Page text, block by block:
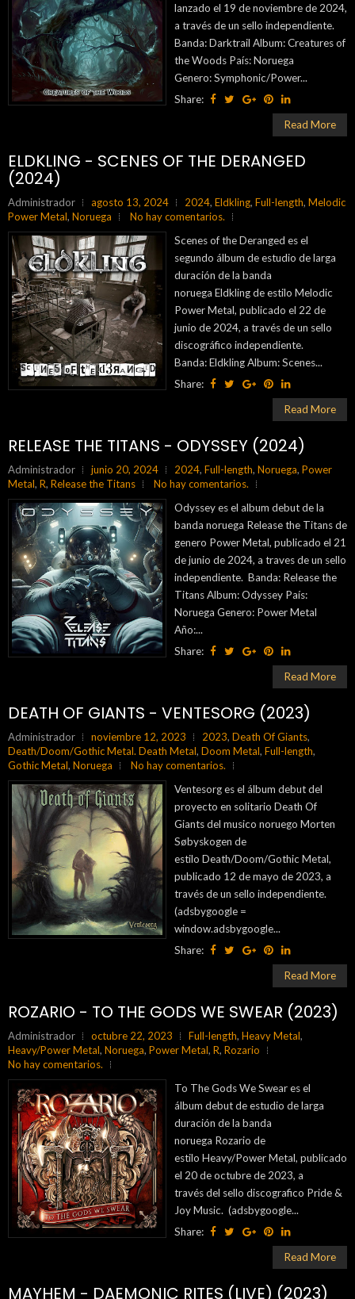
lanzado el 19 de noviembre de 2024,
a través de un sello independiente.
Banda: Darktrail Album: Creatures of
the Woods País: Noruega
Genero: Symphonic/Power...
Share:
Read More
ELDKLING - SCENES OF THE DERANGED
(2024)
Administrador agosto 13, 2024 2024, Eldkling, Full-length, Melodic
Power Metal, Noruega
No hay comentarios.
Scenes of the Deranged es el
segundo álbum de estudio de larga
duración de la banda
noruega Eldkling de estilo Melodic
Power Metal, publicado el 22 de
junio de 2024, a través de un sello
discográfico independiente.
Banda: Eldkling Album: Scenes...
Share:
Read More
RELEASE THE TITANS - ODYSSEY (2024)
Administrador junio 20, 2024 2024, Full-length, Noruega, Power
Metal, R, Release the Titans
No hay comentarios.
Odyssey es el album debut de la
banda noruega Release the Titans de
genero Power Metal, publicado el 21
de junio de 2024, a traves de un sello
independiente. Banda: Release the
Titans Album: Odyssey País:
Noruega Genero: Power Metal
Año:...
Share:
Read More
DEATH OF GIANTS - VENTESORG (2023)
Administrador noviembre 12, 2023 2023, Death Of Giants,
Death/Doom/Gothic Metal. Death Metal, Doom Metal, Full-length,
Gothic Metal, Noruega
No hay comentarios.
Ventesorg es el álbum debut del
proyecto en solitario Death Of
Giants del musico noruego Morten
Søbyskogen de
estilo Death/Doom/Gothic Metal,
publicado 12 de mayo de 2023, a
través de un sello independiente.
(adsbygoogle =
window.adsbygoogle...
Share:
Read More
ROZARIO - TO THE GODS WE SWEAR (2023)
Administrador octubre 22, 2023 Full-length, Heavy Metal,
Heavy/Power Metal, Noruega, Power Metal, R, Rozario
No hay comentarios.
To The Gods We Swear es el
álbum debut de estudio de larga
duración de la banda
noruega Rozario de
estilo Heavy/Power Metal, publicado
el 20 de octubre de 2023, a
través del sello discografico Pride &
Joy Music. (adsbygoogle...
Share:
Read More
MAYHEM - DAEMONIC RITES (LIVE) (2023)